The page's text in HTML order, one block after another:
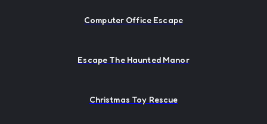
Computer Office Escape
Escape The Haunted Manor
Christmas Toy Rescue